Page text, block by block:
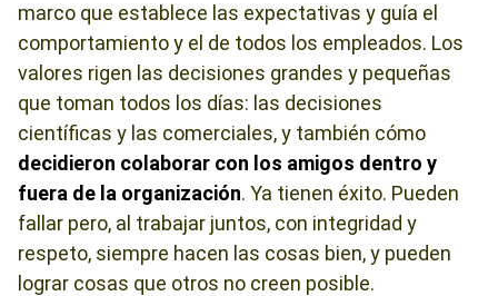
marco que establece las expectativas y guía el
comportamiento y el de todos los empleados. Los
valores rigen las decisiones grandes y pequeñas
que toman todos los días: las decisiones
científicas y las comerciales, y también cómo
decidieron colaborar con los amigos dentro y
fuera de la organización. Ya tienen éxito. Pueden
fallar pero, al trabajar juntos, con integridad y
respeto, siempre hacen las cosas bien, y pueden
lograr cosas que otros no creen posible.